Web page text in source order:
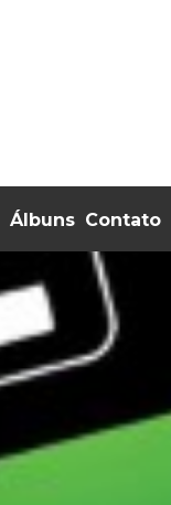
Álbuns Contato